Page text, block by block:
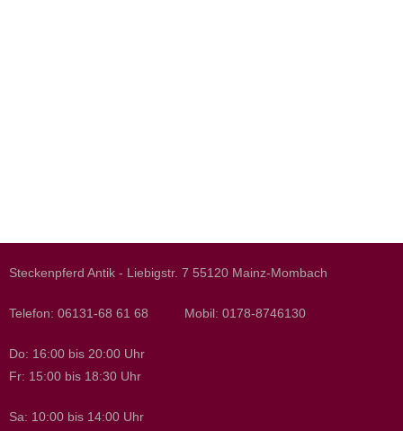
Steckenpferd Antik - Liebigstr. 7 55120 Mainz-Mombach
Telefon: 06131-68 61 68 Mobil: 0178-8746130
Do: 16:00 bis 20:00 Uhr
Fr: 15:00 bis 18:30 Uhr
Sa: 10:00 bis 14:00 Uhr